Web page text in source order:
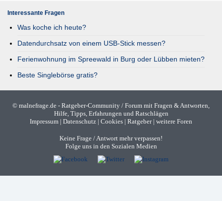
Interessante Fragen
Was koche ich heute?
Datendurchsatz von einem USB-Stick messen?
Ferienwohnung im Spreewald in Burg oder Lübben mieten?
Beste Singlebörse gratis?
© malnefrage.de - Ratgeber-Community / Forum mit Fragen & Antworten,
Hilfe, Tipps, Erfahrungen und Ratschlägen
Impressum | Datenschutz | Cookies | Ratgeber| weitere Foren
Keine Frage / Antwort mehr verpassen!
Folge uns in den Sozialen Medien